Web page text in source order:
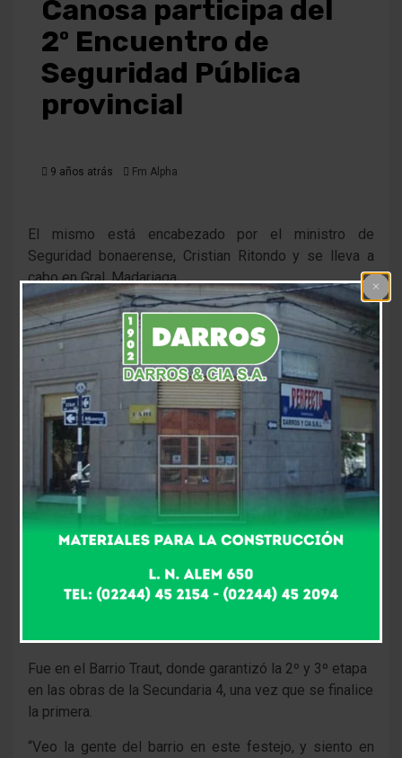
Canosa participa del
2º Encuentro de
Seguridad Pública
provincial
9 años atrás Fm Alpha
El mismo está encabezado por el ministro de
Seguridad bonaerense, Cristian Ritondo y se lleva a
cabo en Gral. Madariaga.
Más de un centenar de funcionarios de distintos
distritos bonaerenses, entre ellos el intendente
florense Esc. Ramón Canosa, participan del segundo
Consejo de Seguridad Pública provincial que se
desarrolla en General Madariaga.
El mismo está encabezado por el ministro de
Seguridad, Cristian Ritondo, quien está acompañado de
sus pares del Gabinete bonaerense Gustavo Ferrari
(Justicia) y Federico Salvai (Jefe de Gabinete).
El Intendente en los festejos de la Escuela 4 y
Fue en el Barrio Traut, donde garantizó la 2º y 3º etapa
en las obras de la Secundaria 4, una vez que se finalice
la primera.
“Veo la gente del barrio en este festejo, y siento en